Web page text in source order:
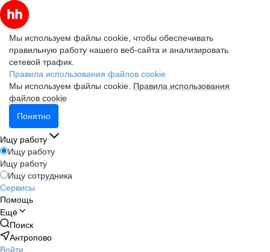
Мы используем файлы cookie, чтобы обеспечивать
правильную работу нашего веб-сайта и анализировать
сетевой трафик.
Правила использования файлов cookie
Мы используем файлы cookie. Правила использования
файлов cookie
Понятно
Ищу работу
Ищу работу
Ищу работу
Ищу сотрудника
Сервисы
Помощь
Ещё
Поиск
Антропово
Войти